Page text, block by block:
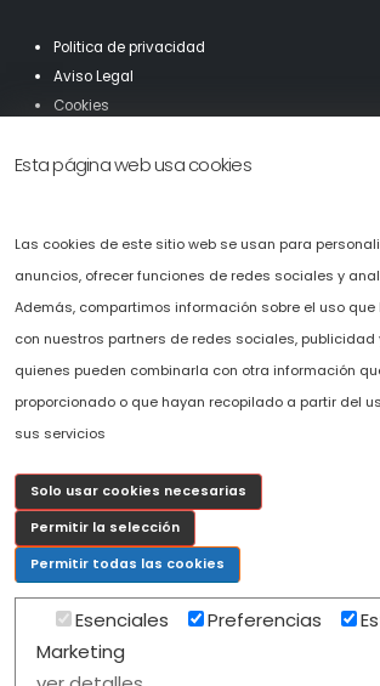
Politica de privacidad
Aviso Legal
Cookies
Accesibilidad
Solicítenos presupuesto sin compromiso.
Puede ponerse en contacto con nosotros
completando el fomulario de solicitud de
puesto a su disposición en la web.
cosmov@cosmov.es
Copyright 2026 COSMOV. |
Esta página web usa cookies
Las cookies de este sitio web se usan para
anuncios, ofrecer funciones de redes sociales y
Además, compartimos información sobre el uso
con nuestros partners de redes sociales, publicidad
quienes pueden combinarla con otra información
proporcionado o que hayan recopilado a partir del
sus servicios
Solo usar cookies necesarias
Permitir la selección
Permitir todas las cookies
Esenciales Preferencias
Marketing